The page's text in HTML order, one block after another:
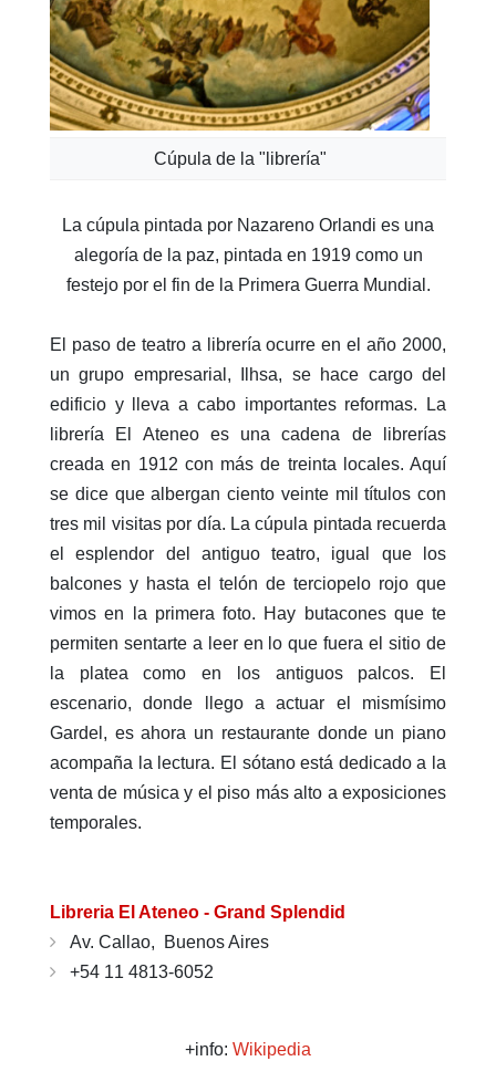
Cúpula de la "librería"
La cúpula pintada por Nazareno Orlandi es una
alegoría de la paz, pintada en 1919 como un
festejo por el fin de la Primera Guerra Mundial.
El paso de teatro a librería ocurre en el año 2000,
un grupo empresarial, Ilhsa, se hace cargo del
edificio y lleva a cabo importantes reformas. La
librería El Ateneo es una cadena de librerías
creada en 1912 con más de treinta locales. Aquí
se dice que albergan ciento veinte mil títulos con
tres mil visitas por día. La cúpula pintada recuerda
el esplendor del antiguo teatro, igual que los
balcones y hasta el telón de terciopelo rojo que
vimos en la primera foto. Hay butacones que te
permiten sentarte a leer en lo que fuera el sitio de
la platea como en los antiguos palcos. El
escenario, donde llego a actuar el mismísimo
Gardel, es ahora un restaurante donde un piano
acompaña la lectura. El sótano está dedicado a la
venta de música y el piso más alto a exposiciones
temporales.
Libreria El Ateneo - Grand Splendid
Av. Callao, Buenos Aires
+54 11 4813-6052
+info: Wikipedia